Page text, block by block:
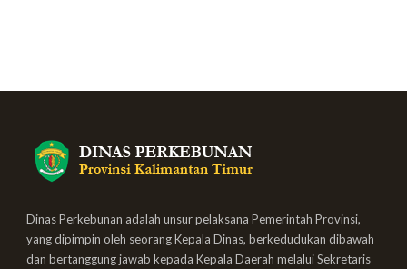
Dinas Perkebunan adalah unsur pelaksana Pemerintah Provinsi,
yang dipimpin oleh seorang Kepala Dinas, berkedudukan dibawah
dan bertanggung jawab kepada Kepala Daerah melalui Sekretaris